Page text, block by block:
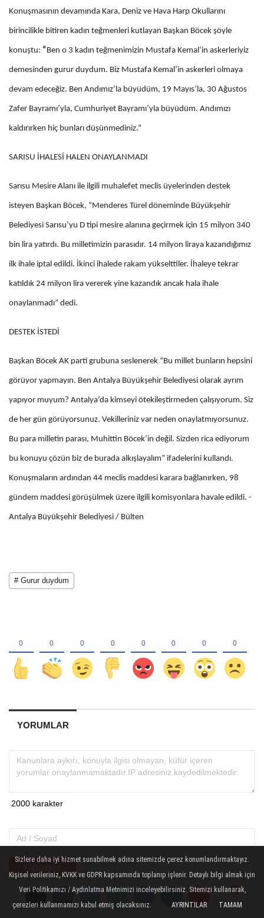
Yorumlar
Yorumlar
Yorumlar
Konuşmasının devamında Kara, Deniz ve Hava Harp Okullarını
birincilikle bitiren kadın teğmenleri kutlayan Başkan Böcek şöyle
konuştu: “Ben o 3 kadın teğmenimizin Mustafa Kemal’in askerleriyiz
demesinden gurur duydum. Biz Mustafa Kemal’in askerleri olmaya
devam edeceğiz. Ben Andımız’la büyüdüm, 19 Mayıs’la, 30 Ağustos
Zafer Bayramı’yla, Cumhuriyet Bayramı’yla büyüdüm. Andımızı
kaldırırken hiç bunları düşünmediniz.”
SARISU İHALESİ HALEN ONAYLANMADI
Sarısu Mesire Alanı ile ilgili muhalefet meclis üyelerinden destek
isteyen Başkan Böcek, “Menderes Türel döneminde Büyükşehir
Belediyesi Sarısu’yu D tipi mesire alanına geçirmek için 15 milyon 340
bin lira yatırdı. Bu milletimizin parasıdır. 14 milyon liraya kazandığımız
ilk ihale iptal edildi. İkinci ihalede rakam yükselttiler. İhaleye tekrar
katıldık 24 milyon lira vererek yine kazandık ancak hala ihale
onaylanmadı” dedi.
DESTEK İSTEDİ
Başkan Böcek AK parti grubuna seslenerek “Bu millet bunların hepsini
görüyor yapmayın. Ben Antalya Büyükşehir Belediyesi olarak ayrım
yapıyor muyum? Antalya’da kimseyi ötekileştirmeden çalışıyorum. Siz
de her gün görüyorsunuz. Vekilleriniz var neden onaylatmıyorsunuz.
Bu para milletin parası, Muhittin Böcek’in değil. Sizden rica ediyorum
bu konuyu çözün biz de burada alkışlayalım” ifadelerini kullandı.
Konuşmaların ardından 44 meclis maddesi karara bağlanırken, 98
gündem maddesi görüşülmek üzere ilgili komisyonlara havale edildi. -
Antalya Büyükşehir Belediyesi / Bülten
# Gurur duydum
YORUMLAR
Sizlere daha iyi hizmet sunabilmek adına sitemizde çerez konumlandırmaktayız.
Kişisel verileriniz, KVKK ve GDPR kapsamında toplanıp işlenir. Detaylı bilgi almak için
Veri Politikamızı / Aydınlatma Metnimizi inceleyebilirsiniz. Sitemizi kullanarak,
çerezleri kullanmamızı kabul etmiş olacaksınız.
AYRINTILAR TAMAM